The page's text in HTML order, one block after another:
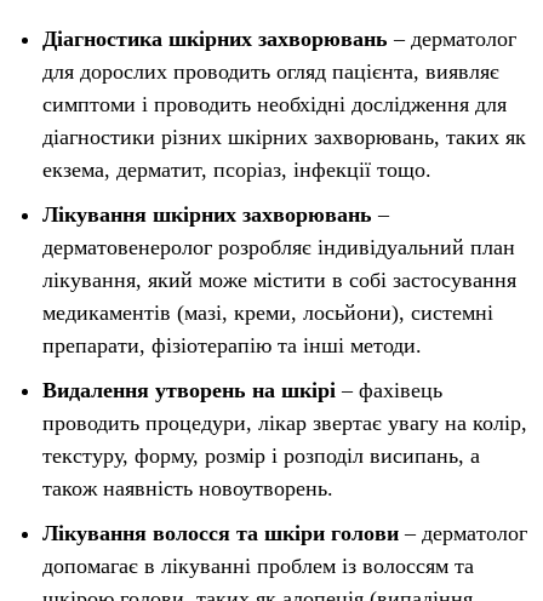
Діагностика шкірних захворювань – дерматолог
для дорослих проводить огляд пацієнта, виявляє
симптоми і проводить необхідні дослідження для
діагностики різних шкірних захворювань, таких як
екзема, дерматит, псоріаз, інфекції тощо.
Лікування шкірних захворювань –
дерматовенеролог розробляє індивідуальний план
лікування, який може містити в собі застосування
медикаментів (мазі, креми, лосьйони), системні
препарати, фізіотерапію та інші методи.
Видалення утворень на шкірі– фахівець
проводить процедури, лікар звертає увагу на колір,
текстуру, форму, розмір і розподіл висипань, а
також наявність новоутворень.
Лікування волосся та шкіри голови– дерматолог
допомагає в лікуванні проблем із волоссям та